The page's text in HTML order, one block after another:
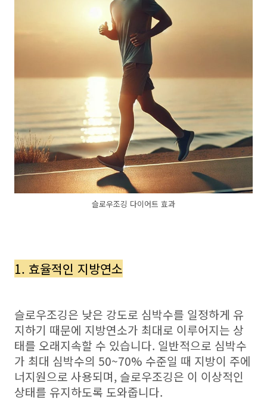
슬로우조깅 다이어트 효과
1. 효율적인 지방연소
슬로우조깅은 낮은 강도로 심박수를 일정하게 유
지하기 때문에 지방연소가 최대로 이루어지는 상
태를 오래지속할 수 있습니다. 일반적으로 심박수
가 최대 심박수의 50~70% 수준일 때 지방이 주에
너지원으로 사용되며, 슬로우조깅은 이 이상적인
상태를 유지하도록 도와줍니다.